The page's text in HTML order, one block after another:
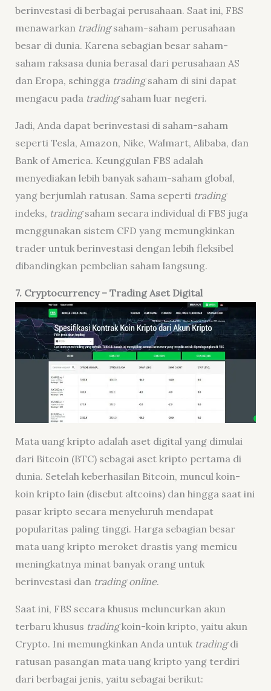
berinvestasi di berbagai perusahaan. Saat ini, FBS
menawarkan tradingsaham-saham perusahaan
besar di dunia. Karena sebagian besar saham-
saham raksasa dunia berasal dari perusahaan AS
dan Eropa, sehingga tradingsaham di sini dapat
mengacu pada tradingsaham luar negeri.
Jadi, Anda dapat berinvestasi di saham-saham
seperti Tesla, Amazon, Nike, Walmart, Alibaba, dan
Bank of America. Keunggulan FBS adalah
menyediakan lebih banyak saham-saham global,
yang berjumlah ratusan. Sama seperti trading
indeks, tradingsaham secara individual di FBS juga
menggunakan sistem CFD yang memungkinkan
trader untuk berinvestasi dengan lebih fleksibel
dibandingkan pembelian saham langsung.
7. Cryptocurrency – TradingAsetDigital
Mata uang kripto adalah aset digital yang dimulai
dari Bitcoin (BTC) sebagai aset kripto pertama di
dunia. Setelah keberhasilan Bitcoin, muncul koin-
koin kripto lain (disebut altcoins) dan hingga saat ini
pasar kripto secara menyeluruh mendapat
popularitas paling tinggi. Harga sebagian besar
mata uang kripto meroket drastis yang memicu
meningkatnya minat banyak orang untuk
berinvestasi dan trading online.
Saat ini, FBS secara khusus meluncurkan akun
terbaru khusus tradingkoin-koin kripto, yaitu akun
Crypto. Ini memungkinkan Anda untuk tradingdi
ratusan pasangan mata uang kripto yang terdiri
dari berbagai jenis, yaitu sebagai berikut: